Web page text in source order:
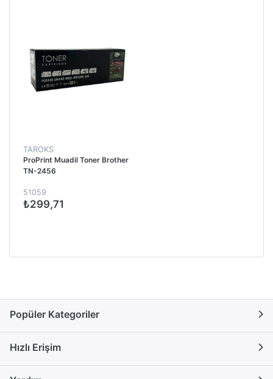
TAROKS
ProPrint Muadil Toner Brother
TN-2456
51059
₺299,71
Popüler Kategoriler
Hızlı Erişim